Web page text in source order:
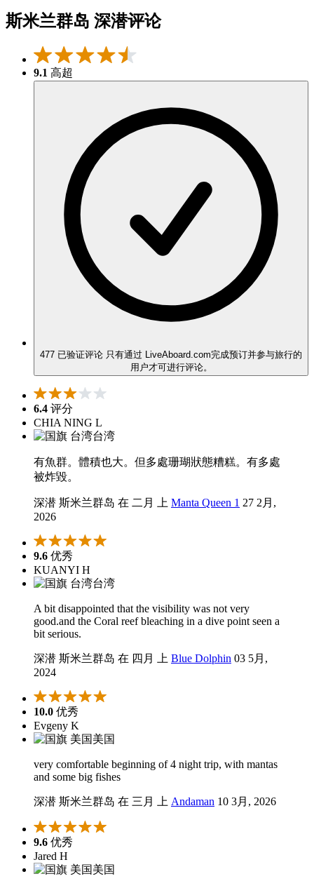
斯米兰群岛 深潜评论
9.1 高超
477 已验证评论 只有通过 LiveAboard.com完成预订并参与旅行的
用户才可进行评论。
6.4 评分
CHIA NING L
台湾
有魚群。體積也大。但多處珊瑚狀態糟糕。有多處
被炸毀。
深潜 斯米兰群岛 在 二月 上 Manta Queen 1 27 2月,
2026
9.6 优秀
KUANYI H
台湾
A bit disappointed that the visibility was not very
good.and the Coral reef bleaching in a dive point seen a
bit serious.
深潜 斯米兰群岛 在 四月 上 Blue Dolphin 03 5月,
2024
10.0 优秀
Evgeny K
美国
very comfortable beginning of 4 night trip, with mantas
and some big fishes
深潜 斯米兰群岛 在 三月 上 Andaman 10 3月, 2026
9.6 优秀
Jared H
美国